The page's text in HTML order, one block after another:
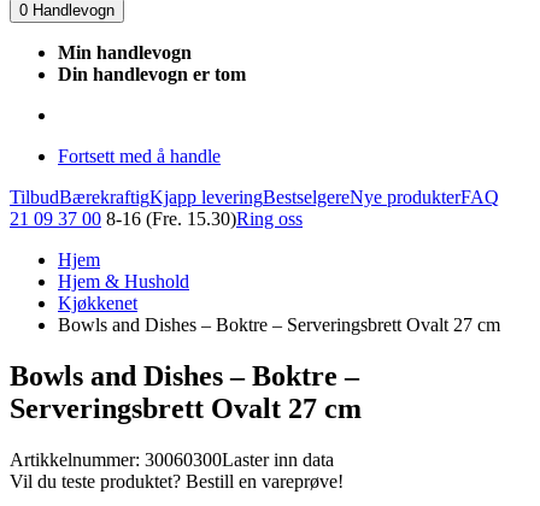
0 Handlevogn
Min handlevogn
Din handlevogn er tom
Fortsett med å handle
TilbudBærekraftigKjapp leveringBestselgereNye produkterFAQ
21 09 37 00 8-16 (Fre. 15.30)Ring oss
Hjem
Hjem & Hushold
Kjøkkenet
Bowls and Dishes – Boktre – Serveringsbrett Ovalt 27 cm
Bowls and Dishes – Boktre –
Serveringsbrett Ovalt 27 cm
Artikkelnummer: 30060300Laster inn data
Vil du teste produktet? Bestill en vareprøve!